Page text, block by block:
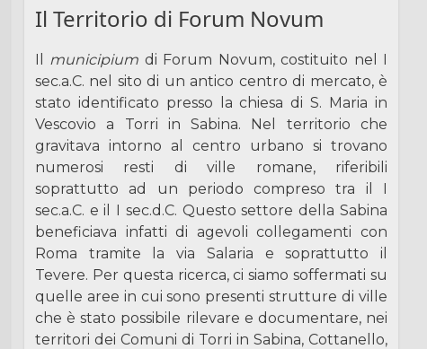
Il Territorio di Forum Novum
Il municipium di Forum Novum, costituito nel I
sec.a.C. nel sito di un antico centro di mercato, è
stato identificato presso la chiesa di S. Maria in
Vescovio a Torri in Sabina. Nel territorio che
gravitava intorno al centro urbano si trovano
numerosi resti di ville romane, riferibili
soprattutto ad un periodo compreso tra il I
sec.a.C. e il I sec.d.C. Questo settore della Sabina
beneficiava infatti di agevoli collegamenti con
Roma tramite la via Salaria e soprattutto il
Tevere. Per questa ricerca, ci siamo soffermati su
quelle aree in cui sono presenti strutture di ville
che è stato possibile rilevare e documentare, nei
territori dei Comuni di Torri in Sabina, Cottanello,